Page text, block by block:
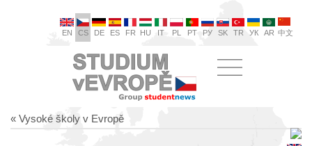
EN CS DE ES FR HU IT PL PT РУ SK TR УК AR 中文
« Vysoké školy v Evropě